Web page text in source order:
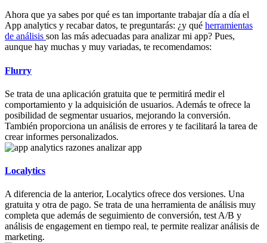
Ahora que ya sabes por qué es tan importante trabajar día a día el
App analytics y recabar datos, te preguntarás: ¿y qué herramientas
de análisis son las más adecuadas para analizar mi app? Pues,
aunque hay muchas y muy variadas, te recomendamos:
Flurry
Se trata de una aplicación gratuita que te permitirá medir el
comportamiento y la adquisición de usuarios. Además te ofrece la
posibilidad de segmentar usuarios, mejorando la conversión.
También proporciona un análisis de errores y te facilitará la tarea de
crear informes personalizados.
Localytics
A diferencia de la anterior, Localytics ofrece dos versiones. Una
gratuita y otra de pago. Se trata de una herramienta de análisis muy
completa que además de seguimiento de conversión, test A/B y
análisis de engagement en tiempo real, te permite realizar análisis de
marketing.